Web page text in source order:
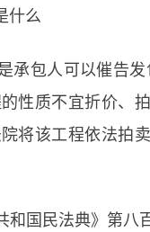
什么
承包人可以催告
性质不宜折价、
将该工程依法拍
和国民法典》第八